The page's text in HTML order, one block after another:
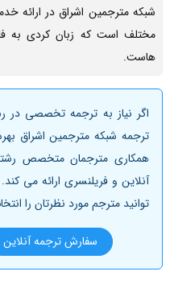
شبکه مترجمین اشراق در ارائه
مختلف است که زبان کردی به
هاست.
اگر نیاز به ترجمه تخصصی در
ترجمه شبکه مترجمین اشراق
همکاری مترجمان متخصص
آنلاین و فریلنسری ارائه می
توانید مترجم مورد نظرتان را
سفارش ترجمه آنلاین